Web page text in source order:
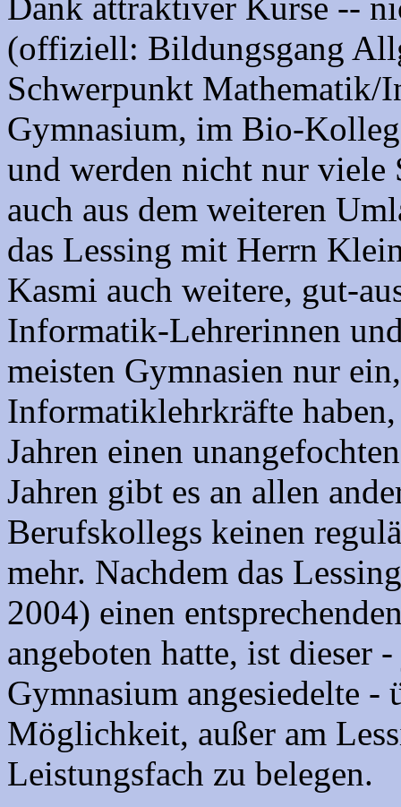
(offiziell: Bildungsgang
Schwerpunkt Mathematik/
Gymnasium, im Bio-
und werden nicht nur viele
auch aus dem weiteren
das Lessing mit Herrn
Kasmi auch weitere, gut-
Informatik-Lehrerinnen
meisten Gymnasien nur
Informatiklehrkräfte
Jahren einen
Jahren gibt es an allen
Berufskollegs keinen
mehr. Nachdem das
2004) einen
angeboten hatte, ist dieser
Gymnasium angesiedelte -
Möglichkeit, außer am
Leistungsfach zu belegen.